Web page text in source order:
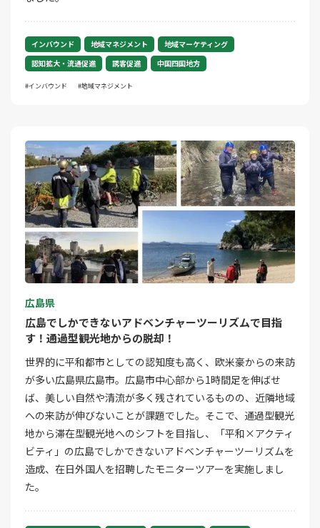
インバウンド 地域マネジメント
地域マーケティング
認知拡大・流通促進
誘客促進 中国四国地方
インバウンド 地域マネジメント
広島県
広島でしかできないアドベンチャーツーリズムで目指
す！通過型観光地からの脱却！
世界的に平和都市としての認知度も高く、欧米豪からの来訪
が多い広島県広島市。広島市中心部から1時間足を伸ばせ
ば、美しい自然や清流が多く残されているものの、近隣地域
への来訪が伸びないことが課題でした。そこで、通過型観光
地から滞在型観光地へのシフトを目指し、「平和×アクティ
ビティ」の広島でしかできないアドベンチャーツーリズムを
造成、在日外国人を招聘したモニターツアーを実施しまし
た。